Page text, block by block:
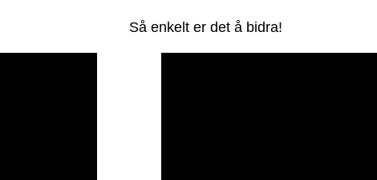
Så enkelt er det å bidra!